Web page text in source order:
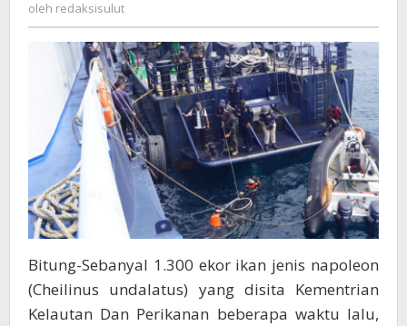
Di
Laut
Sulut
redaksisulut
oleh redaksisulut
Bitung-Sebanyal 1.300 ekor ikan jenis napoleon
(Cheilinus undalatus) yang disita Kementrian
Kelautan Dan Perikanan beberapa waktu lalu,